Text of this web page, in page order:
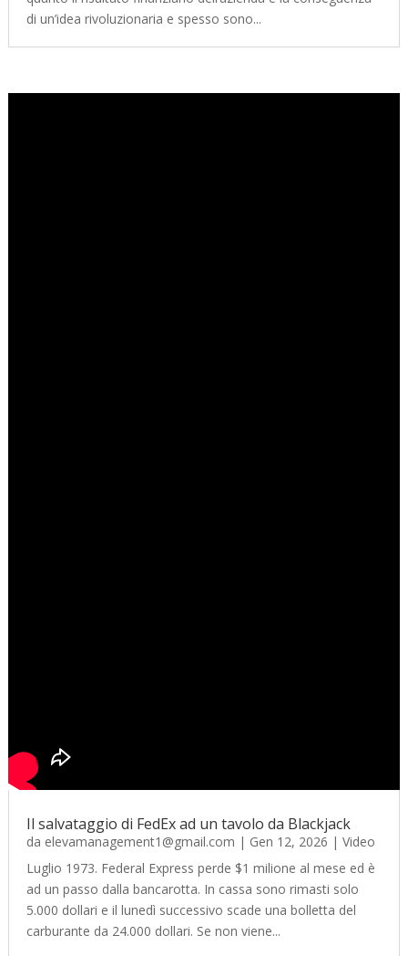
di un’idea rivoluzionaria e spesso sono...
Il salvataggio di FedEx ad un tavolo da Blackjack
da elevamanagement1@gmail.com | Gen 12, 2026 | Video
Luglio 1973. Federal Express perde $1 milione al mese ed è
ad un passo dalla bancarotta. In cassa sono rimasti solo
5.000 dollari e il lunedì successivo scade una bolletta del
carburante da 24.000 dollari. Se non viene...